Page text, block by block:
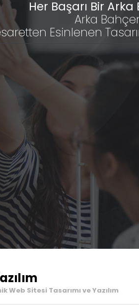
Ekonomik Web Sitesi
3D Ürün Görselleştirme ve
Her Başarı Bir Arka
Arka
Esinlenen
Web Sitesi Tasarımı ve Yazılım